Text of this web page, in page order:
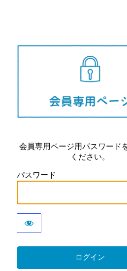
会員専用ページ用パスワード
ください。
パスワード